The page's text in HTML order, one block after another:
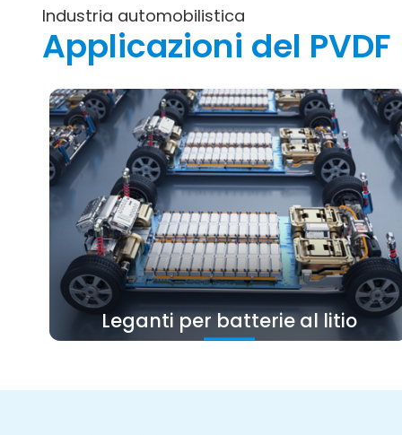
Industria automobilistica
Applicazioni del PVDF
Leganti per batterie al litio
adesione nell'elettrolita e può inibire